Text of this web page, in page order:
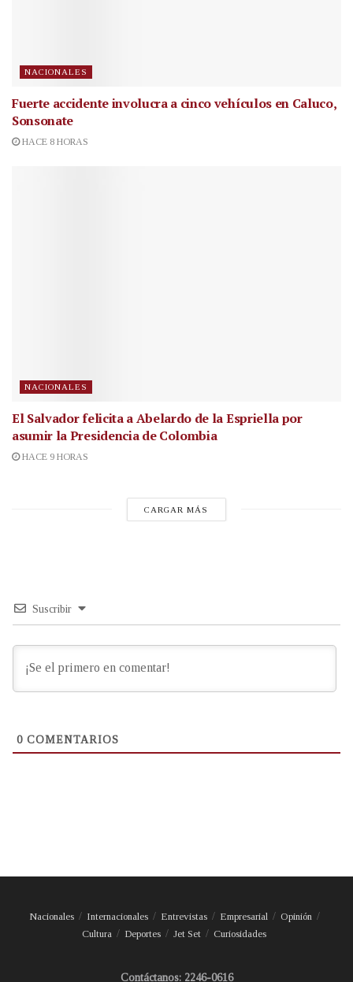
NACIONALES
Fuerte accidente involucra a cinco vehículos en Caluco,
Sonsonate
HACE 8 HORAS
NACIONALES
El Salvador felicita a Abelardo de la Espriella por
asumir la Presidencia de Colombia
HACE 9 HORAS
CARGAR MÁS
Suscribir
0 COMENTARIOS
Nacionales Internacionales Entrevistas Empresarial
Opinión
Cultura
Deportes Jet Set Curiosidades
Contáctanos: 2246-0616